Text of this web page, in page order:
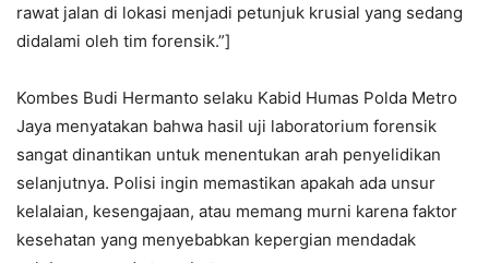
rawat jalan di lokasi menjadi petunjuk krusial yang sedang
didalami oleh tim forensik.”]
Kombes Budi Hermanto selaku Kabid Humas Polda Metro
Jaya menyatakan bahwa hasil uji laboratorium forensik
sangat dinantikan untuk menentukan arah penyelidikan
selanjutnya. Polisi ingin memastikan apakah ada unsur
kelalaian, kesengajaan, atau memang murni karena faktor
kesehatan yang menyebabkan kepergian mendadak